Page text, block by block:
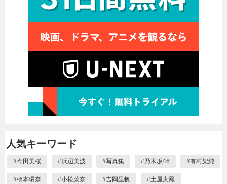
人気キーワード
#今田美桜 #浜辺美波 #写真集 #乃木坂46 #有村架純
#橋本環奈 #小松菜奈 #吉岡里帆 #土屋太鳳